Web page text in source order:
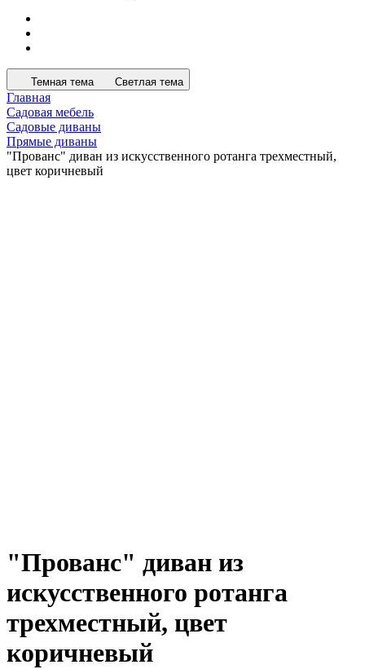
Темная тема Светлая тема
Главная
Садовая мебель
Садовые диваны
Прямые диваны
"Прованс" диван из искусственного ротанга трехместный,
цвет коричневый
"Прованс" диван из
искусственного ротанга
трехместный, цвет
коричневый